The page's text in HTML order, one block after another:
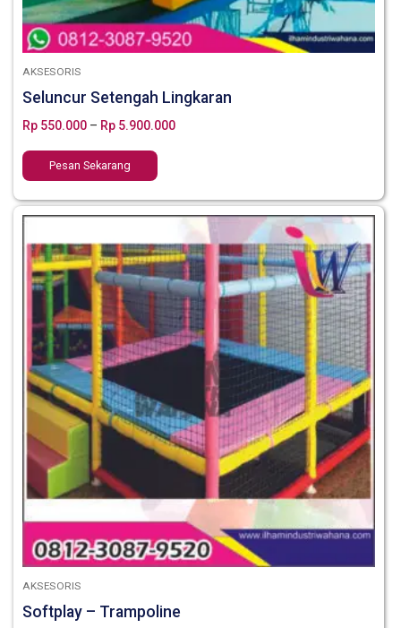
AKSESORIS
Seluncur Setengah Lingkaran
Rp 550.000 – Rp 5.900.000
Pesan Sekarang
AKSESORIS
Softplay – Trampoline